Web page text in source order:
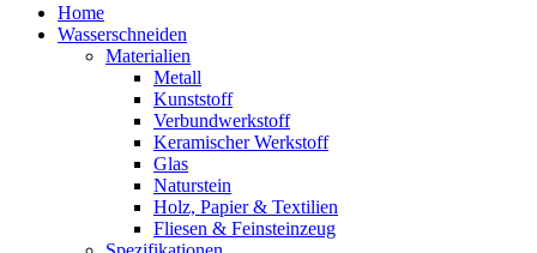
Home
Wasserschneiden
Materialien
Metall
Kunststoff
Verbundwerkstoff
Keramischer Werkstoff
Glas
Naturstein
Holz, Papier & Textilien
Fliesen & Feinsteinzeug